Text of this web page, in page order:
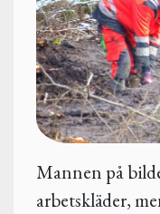
Mannen på
arbetskläder,